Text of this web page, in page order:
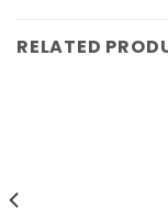
RELATED